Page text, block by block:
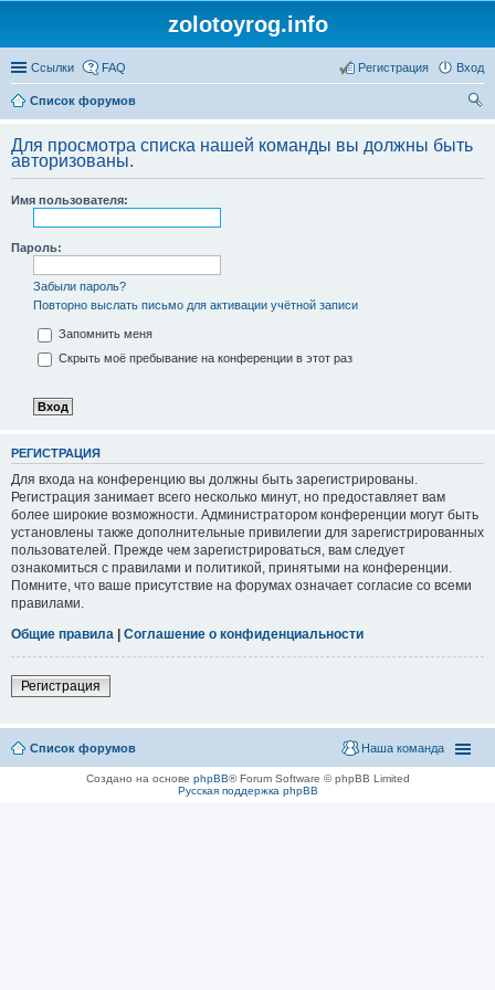
zolotoyrog.info
Ссылки FAQ Вход
Регистрация
Список форумов
ск
Для просмотра списка нашей команды вы должны быть
авторизованы.
Имя пользователя:
Пароль:
Забыли пароль?
Повторно выслать письмо для активации учётной записи
Запомнить меня
Скрыть моё пребывание на конференции в этот раз
РЕГИСТРАЦИЯ
Для входа на конференцию вы должны быть зарегистрированы.
Регистрация занимает всего несколько минут, но предоставляет вам
более широкие возможности. Администратором конференции могут быть
установлены также дополнительные привилегии для зарегистрированных
пользователей. Прежде чем зарегистрироваться, вам следует
ознакомиться с правилами и политикой, принятыми на конференции.
Помните, что ваше присутствие на форумах означает согласие со всеми
правилами.
Общие правила | Соглашение о конфиденциальности
Регистрация
Список форумов Наша команда
Создано на основе phpBB® Forum Software © phpBB Limited
Русская поддержка phpBB